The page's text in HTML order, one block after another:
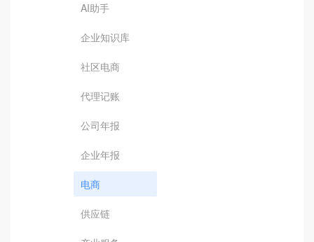
AI助手
企业知识库
社区电商
代理记账
公司年报
企业年报
电商
供应链